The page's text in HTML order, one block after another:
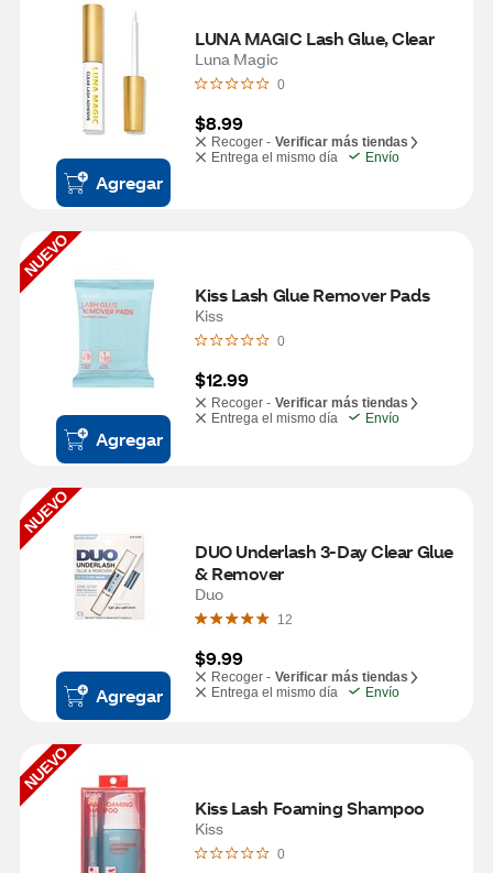
Agregar
LUNA MAGIC Lash Glue, Clear
Luna Magic
0
$8.99
Recoger - Verificar más tiendas
Entrega el mismo día
Envío
NUEVO
Agregar
Kiss Lash Glue Remover Pads
Kiss
0
$12.99
Recoger - Verificar más tiendas
Entrega el mismo día
Envío
NUEVO
Agregar
DUO Underlash 3-Day Clear Glue
& Remover
Duo
12
$9.99
Recoger - Verificar más tiendas
Entrega el mismo día
Envío
NUEVO
Kiss Lash Foaming Shampoo
Kiss
0